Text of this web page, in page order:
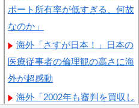
ポート所有率が低すぎる、何故
なのか」
海外「さすが日本！」日本の
医療従事者の倫理観の高さに海
外が超感動
海外「2002年も審判を買収し